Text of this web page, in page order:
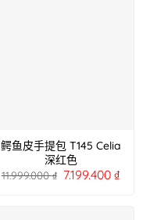
鳄鱼皮手提包 T145 Celia
深红色
11.999.000₫ 7.199.400₫